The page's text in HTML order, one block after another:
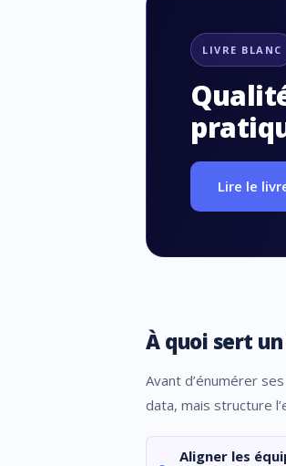
LIVRE BLANC
Lire le
À quoi sert un
Avant d’énumérer
data, mais structure
Aligner les